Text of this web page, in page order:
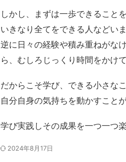
しかし、まずは一歩できること
いきなり全てをできる人などい
逆に日々の経験や積み重ねがな
ら、むしろじっくり時間をかけ
だからこそ学び、できる小さな
自分自身の気持ちを動かすこと
学び実践しその成果を一つ一つ
2024年8月17日